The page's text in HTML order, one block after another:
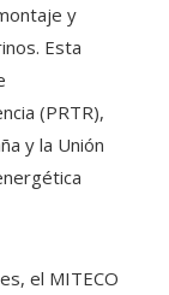
y
Esta
(PRTR),
y la Unión
el MITECO